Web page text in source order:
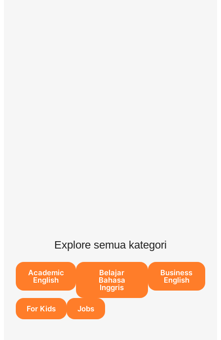
Explore semua kategori
Academic
English
Belajar
Bahasa
Inggris
Business
English
For Kids Jobs